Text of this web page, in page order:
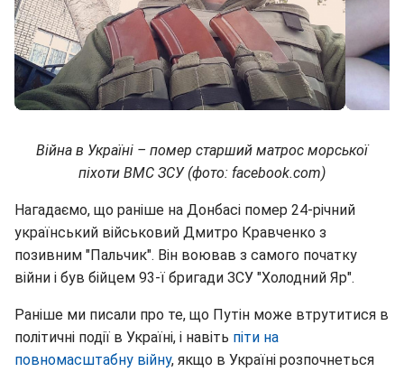
Війна в Україні – помер старший матрос морської
піхоти ВМС ЗСУ (фото: facebook.com)
Нагадаємо, що раніше на Донбасі помер 24-річний
український військовий Дмитро Кравченко з
позивним "Пальчик". Він воював з самого початку
війни і був бійцем 93-ї бригади ЗСУ "Холодний Яр".
Раніше ми писали про те, що Путін може втрутитися в
політичні події в Україні, і навіть піти на
повномасштабну війну, якщо в Україні розпочнеться